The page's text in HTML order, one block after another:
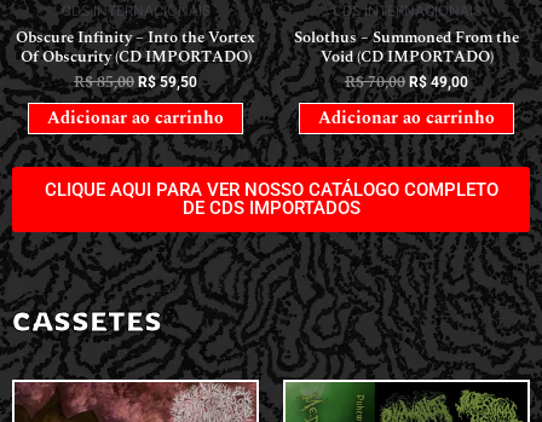
CDS INTERNACIONAIS
Obscure Infinity – Into the Vortex
Of Obscurity (CD IMPORTADO)
R$85,00 R$59,50
Adicionar ao carrinho
CDS INTERNACIONAIS
Solothus – Summoned From the
Void (CD IMPORTADO)
R$70,00 R$ 49,00
Adicionar ao carrinho
CLIQUE AQUI PARA VER NOSSO CATÁLOGO COMPLETO
DE CDS IMPORTADOS
CASSETES